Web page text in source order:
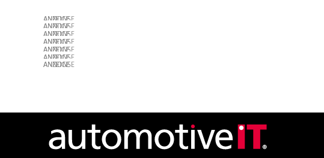
ANZEIGE
ANZEIGE
ANZEIGE
ANZEIGE
ANZEIGE
ANZEIGE
ANZEIGE